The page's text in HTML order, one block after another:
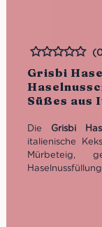
Grisbi
Süßes aus
Bewertet
Die Grisbi
italienische
Mürbeteig,
für alle
oder Tee, als
kleines